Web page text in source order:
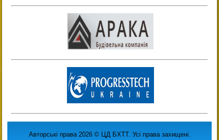
Авторські права 2026 © ЦД БХТТ. Усі права захищені.